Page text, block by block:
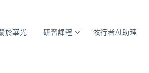
於華光 研習課程 牧行者AI助理